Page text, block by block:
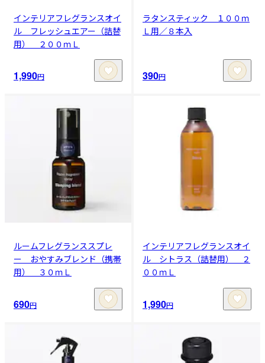
インテリアフレグランスオイ
ル フレッシュエアー（詰替
用） ２００ｍＬ
1,990円
ラタンスティック １００ｍ
Ｌ用／８本入
390円
ルームフレグランススプレ
ー おやすみブレンド（携帯
用） ３０ｍＬ
690円
インテリアフレグランスオイ
ル シトラス（詰替用） ２
００ｍＬ
1,990円